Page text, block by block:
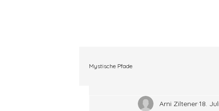
Mystische Pfade
Arni Ziltener18.